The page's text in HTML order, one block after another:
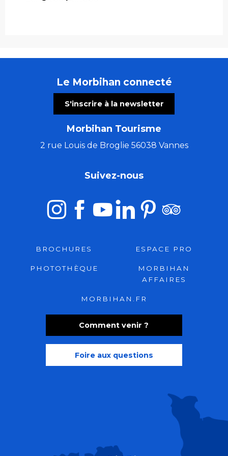
Le Morbihan connecté
S'inscrire à la newsletter
Morbihan Tourisme
2 rue Louis de Broglie 56038 Vannes
Comment venir ?
Foire aux questions
Suivez-nous
BROCHURES ESPACE PRO
PHOTOTHÈQUE
MORBIHAN
AFFAIRES
MORBIHAN.FR